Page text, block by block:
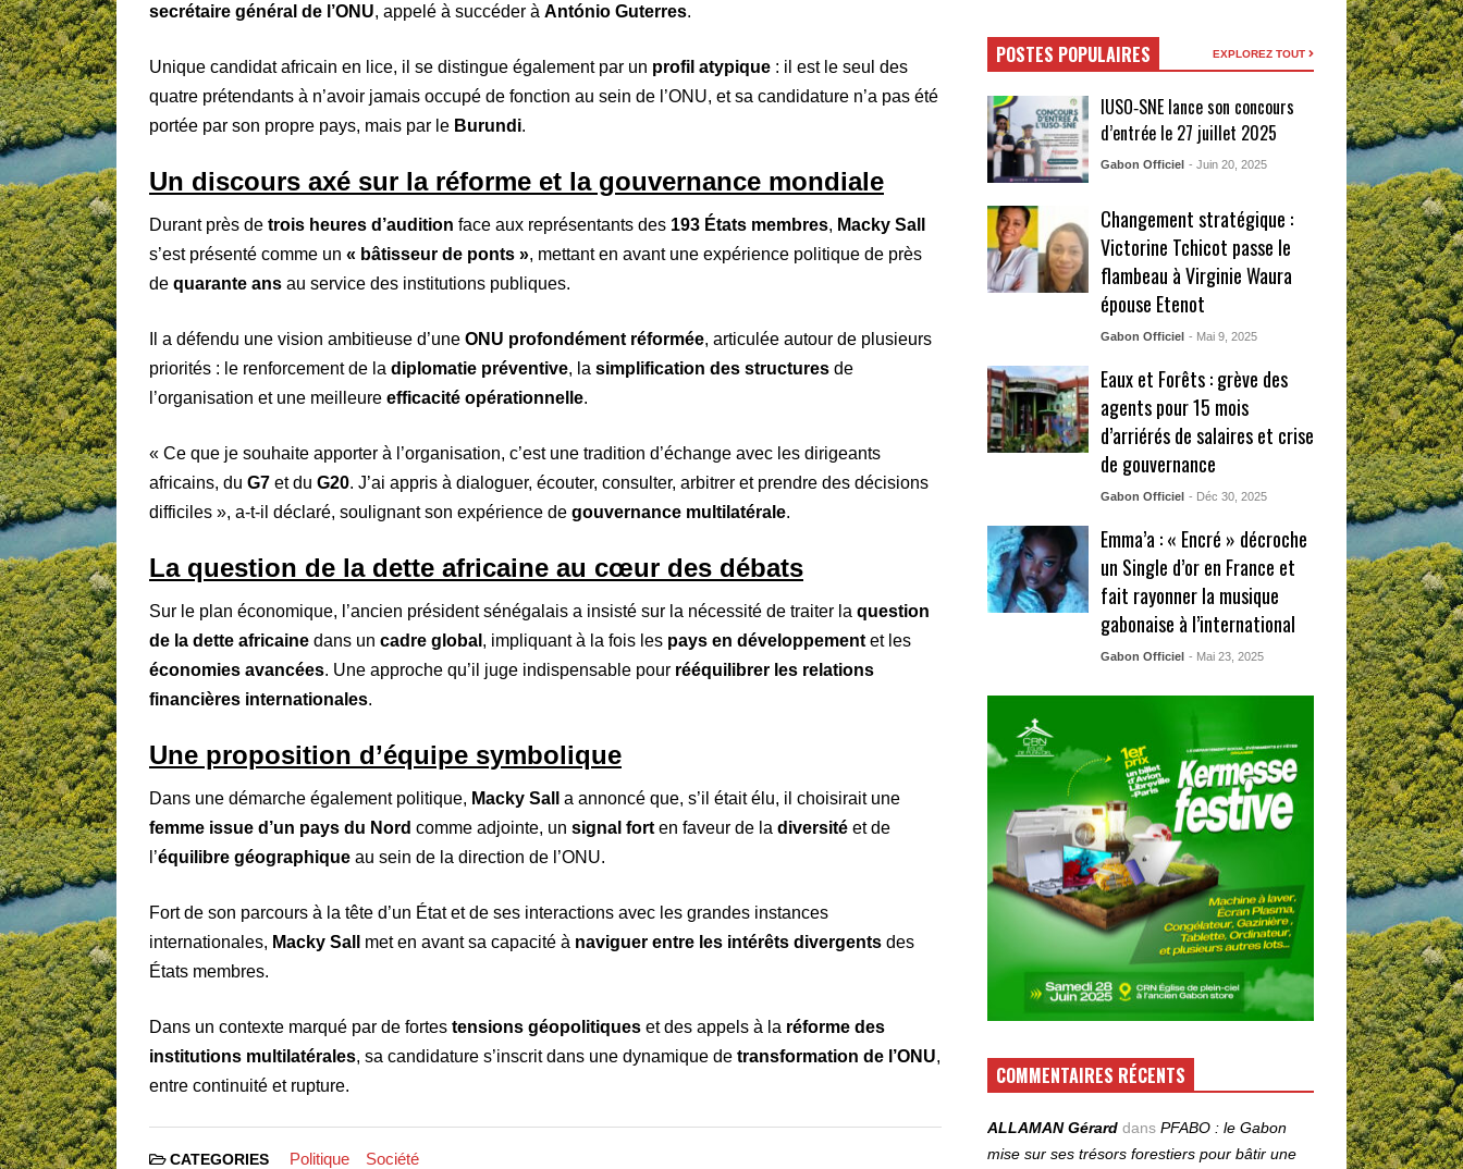
secrétaire général de l’ONU, appelé à succéder à António Guterres.
Unique candidat africain en lice, il se distingue également par un profil atypique : il est le seul des
quatre prétendants à n’avoir jamais occupé de fonction au sein de l’ONU, et sa candidature n’a pas été
portée par son propre pays, mais par le Burundi.
Un discours axé sur la réforme et la gouvernance mondiale
Durant près de trois heures d’audition face aux représentants des 193 États membres, Macky Sall
s’est présenté comme un « bâtisseur de ponts », mettant en avant une expérience politique de près
de quarante ans au service des institutions publiques.
Il a défendu une vision ambitieuse d’une ONU profondément réformée, articulée autour de plusieurs
priorités : le renforcement de la diplomatie préventive, la simplification des structures de
l’organisation et une meilleure efficacité opérationnelle.
« Ce que je souhaite apporter à l’organisation, c’est une tradition d’échange avec les dirigeants
africains, du G7 et du G20. J’ai appris à dialoguer, écouter, consulter, arbitrer et prendre des décisions
difficiles », a-t-il déclaré, soulignant son expérience de gouvernance multilatérale.
La question de la dette africaine au cœur des débats
Sur le plan économique, l’ancien président sénégalais a insisté sur la nécessité de traiter la question
de la dette africaine dans un cadre global , impliquant à la fois les pays en développement et les
économies avancées. Une approche qu’il juge indispensable pour rééquilibrer les relations
financières internationales.
Une proposition d’équipe symbolique
Dans une démarche également politique, Macky Sall
a annoncé que, s’il était élu, il choisirait une
femme issue d’un pays du Nord comme adjointe, un signal fort en faveur de la diversité et de
l’équilibre géographique au sein de la direction de l’ONU.
Fort de son parcours à la tête d’un État et de ses interactions avec les grandes instances
internationales, Macky Sall met en avant sa capacité à naviguer entre les intérêts divergents des
États membres.
Dans un contexte marqué par de fortes tensions géopolitiques et des appels à la réforme des
institutions multilatérales, sa candidature s’inscrit dans une dynamique de transformation de l’ONU,
entre continuité et rupture.
CATEGORIES Politique Société
POSTES POPULAIRES EXPLOREZ TOUT
IUSO‑SNE lance son concours
d’entrée le 27 juillet 2025
Gabon Officiel - Juin 20, 2025
Changement stratégique :
Victorine Tchicot passe le
flambeau à Virginie Waura
épouse Etenot
Gabon Officiel - Mai 9, 2025
Eaux et Forêts : grève des
agents pour 15 mois
d’arriérés de salaires et crise
de gouvernance
Gabon Officiel - Déc 30, 2025
Emma’a : « Encré » décroche
un Single d’or en France et
fait rayonner la musique
gabonaise à l’international
Gabon Officiel - Mai 23, 2025
COMMENTAIRES RÉCENTS
ALLAMAN Gérard dansPFABO : le Gabon
mise sur ses trésors forestiers pour bâtir une